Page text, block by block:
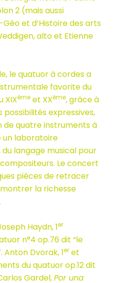
2 (mais aussi
et d’Histoire des arts
alto et Etienne
le quatuor à cordes a
favorite du
XIXème et XXème, grâce à
expressives,
quatre instruments à
un laboratoire
langage musical pour
Le concert
pièces de retracer
la richesse
Haydn, 1er
n°4 op.76 dit “le
Anton Dvorak, 1er et
du quatuor op.12 dit
Gardel,Por una